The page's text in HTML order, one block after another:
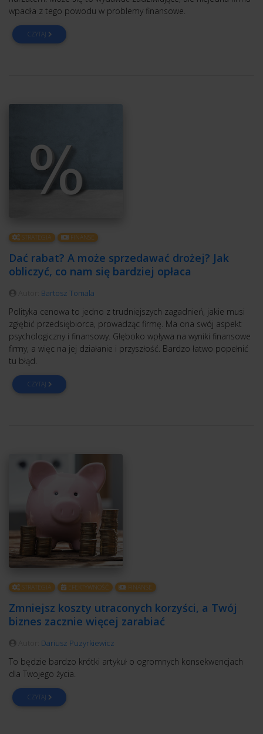
wpadła z tego powodu w problemy finansowe.
CZYTAJ
STRATEGIA FINANSE
Dać rabat? A może sprzedawać drożej? Jak
obliczyć, co nam się bardziej opłaca
Bartosz Tomala
Polityka cenowa to jedno z trudniejszych zagadnień, jakie musi
zgłębić przedsiębiorca, prowadząc firmę. Ma ona swój aspekt
psychologiczny i finansowy. Głęboko wpływa na wyniki finansowe
firmy, a więc na jej działanie i przyszłość. Bardzo łatwo popełnić
tu błąd.
CZYTAJ
STRATEGIA EFEKTYWNOŚĆ FINANSE
Zmniejsz koszty utraconych korzyści, a Twój
biznes zacznie więcej zarabiać
Dariusz Puzyrkiewicz
To będzie bardzo krótki artykuł o ogromnych konsekwencjach
dla Twojego życia.
CZYTAJ